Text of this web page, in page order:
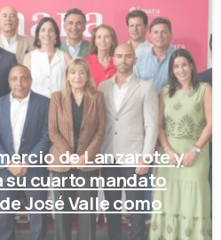
de Lanzarote y
su cuarto mandato
José Valle como